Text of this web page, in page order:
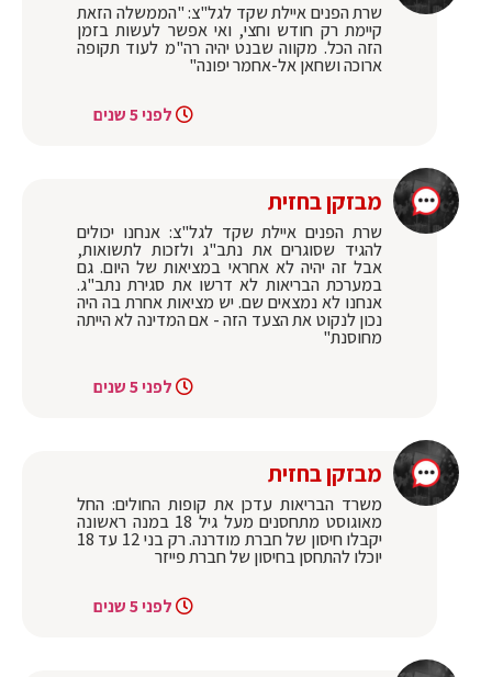
שרת הפנים איילת שקד לגל"צ: "הממשלה הזאת
קיימת רק חודש וחצי, ואי אפשר לעשות בזמן
הזה הכל. מקווה שבנט יהיה רה"מ לעוד תקופה
ארוכה ושחאן אל-אחמר יפונה"
לפני 5 שנים
מבזקן בחזית
שרת הפנים איילת שקד לגל"צ: אנחנו יכולים
להגיד שסוגרים את נתב"ג ולזכות לתשואות,
אבל זה יהיה לא אחראי במציאות של היום. גם
במערכת הבריאות לא דרשו את סגירת נתב"ג.
אנחנו לא נמצאים שם. יש מציאות אחרת בה היה
נכון לנקוט את הצעד הזה - אם המדינה לא הייתה
מחוסנת"
לפני 5 שנים
מבזקן בחזית
משרד הבריאות עדכן את קופות החולים: החל
מאוגוסט מתחסנים מעל גיל 18 במנה ראשונה
יקבלו חיסון של חברת מודרנה. רק בני 12 עד 18
יוכלו להתחסן בחיסון של חברת פייזר
לפני 5 שנים